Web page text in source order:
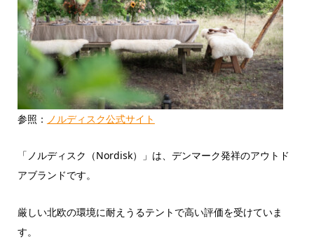
参照： ノルディスク公式サイト
「ノルディスク（Nordisk）」は、デンマーク発祥のアウトド
アブランドです。
厳しい北欧の環境に耐えうるテントで高い評価を受けていま
す。